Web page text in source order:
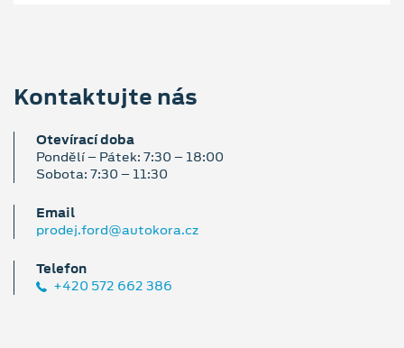
Kontaktujte nás
Otevírací doba
Pondělí – Pátek: 7:30 – 18:00
Sobota: 7:30 – 11:30
Email
prodej.ford@autokora.cz
Telefon
+420 572 662 386